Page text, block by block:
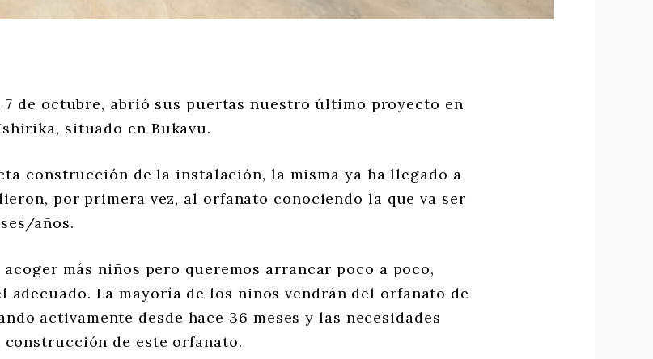
7 de octubre, abrió sus puertas nuestro último proyecto en
situado en Bukavu.
construcción de la instalación, la misma ya ha llegado a
por primera vez, al orfanato conociendo la que va ser
años.
más niños pero queremos arrancar poco a poco,
adecuado. La mayoría de los niños vendrán del orfanato de
activamente desde hace 36 meses y las necesidades
de este orfanato.